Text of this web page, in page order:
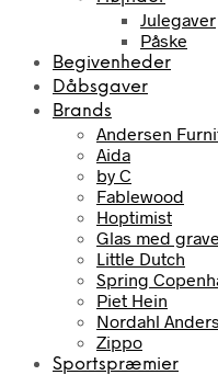
Julegaver
Påske
Begivenheder
Dåbsgaver
Brands
Andersen
Aida
by C
Fablewood
Hoptimist
Glas med
Little Dutch
Spring
Piet Hein
Nordahl
Zippo
Sportspræmier